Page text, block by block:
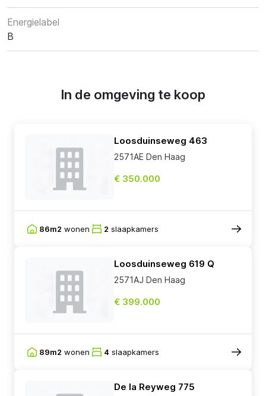
Energielabel
B
In de omgeving te koop
Loosduinseweg 463
2571AE Den Haag
€ 350.000
86m2 wonen 2 slaapkamers
Loosduinseweg 619 Q
2571AJ Den Haag
€ 399.000
89m2 wonen 4 slaapkamers
De la Reyweg 775